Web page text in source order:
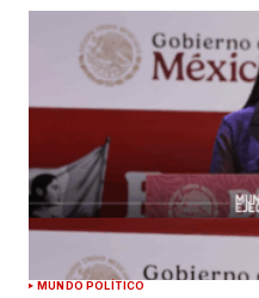
MUNDO POLÍTICO